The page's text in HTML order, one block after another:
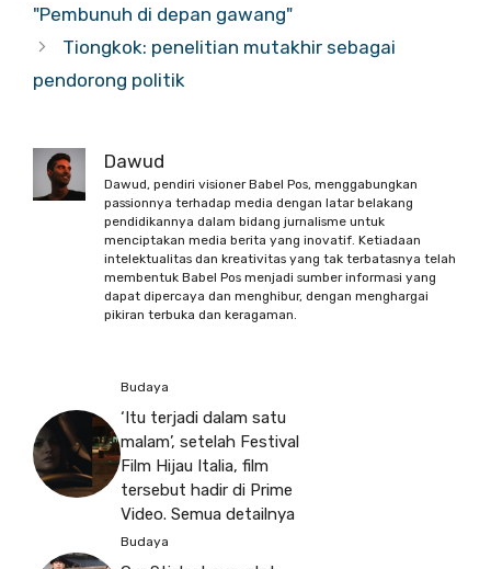
"Pembunuh di depan gawang"
Tiongkok: penelitian mutakhir sebagai
pendorong politik
Dawud
Dawud, pendiri visioner Babel Pos, menggabungkan
passionnya terhadap media dengan latar belakang
pendidikannya dalam bidang jurnalisme untuk
menciptakan media berita yang inovatif. Ketiadaan
intelektualitas dan kreativitas yang tak terbatasnya telah
membentuk Babel Pos menjadi sumber informasi yang
dapat dipercaya dan menghibur, dengan menghargai
pikiran terbuka dan keragaman.
Budaya
‘Itu terjadi dalam satu
malam’, setelah Festival
Film Hijau Italia, film
tersebut hadir di Prime
Video. Semua detailnya
Budaya